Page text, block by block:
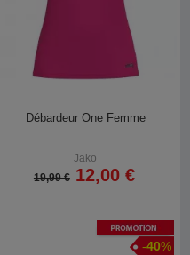
Débardeur One Femme
Jako
19,99 € 12,00 €
Promotion
-40%